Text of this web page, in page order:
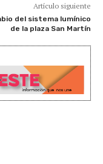
Artículo siguiente
del sistema lumínico
de la plaza San Martín